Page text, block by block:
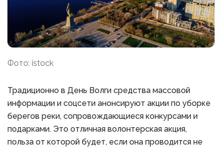
Фото: istock
Традиционно в День Волги средства массовой
информации и соцсети анонсируют акции по уборке
берегов реки, сопровождающиеся конкурсами и
подарками. Это отличная волонтерская акция,
польза от которой будет, если она проводится не